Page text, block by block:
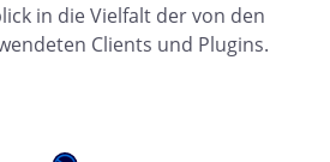
in die Vielfalt der von den
Clients und Plugins.